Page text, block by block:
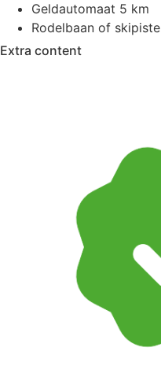
Geldautomaat 5 km
Rodelbaan of skipiste
Extra content